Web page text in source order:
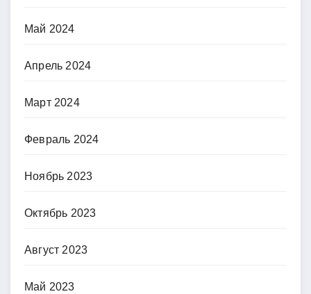
Май 2024
Апрель 2024
Март 2024
Февраль 2024
Ноябрь 2023
Октябрь 2023
Август 2023
Май 2023